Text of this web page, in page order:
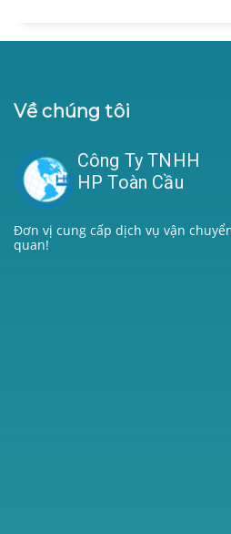
Về chúng tôi
Công Ty TNHH
HP Toàn Cầu
Đơn vị cung cấp dịch vụ vận
quan!